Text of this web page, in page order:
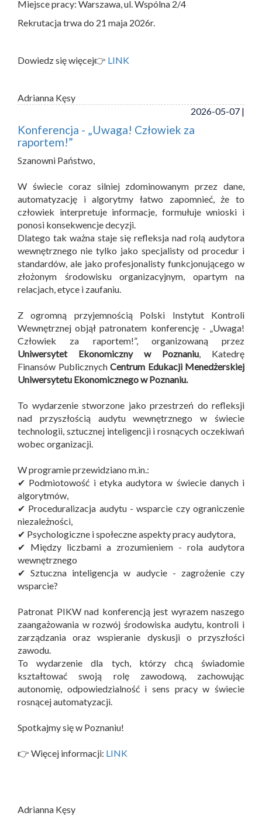
Miejsce pracy: Warszawa, ul. Wspólna 2/4
Rekrutacja trwa do 21 maja 2026r.
Dowiedz się więcej👉 LINK
Adrianna Kęsy
2026-05-07 |
Konferencja - „Uwaga! Człowiek za
raportem!”
Szanowni Państwo,
W świecie coraz silniej zdominowanym przez dane,
automatyzację i algorytmy łatwo zapomnieć, że to
człowiek interpretuje informacje, formułuje wnioski i
ponosi konsekwencje decyzji.
Dlatego tak ważna staje się refleksja nad rolą audytora
wewnętrznego nie tylko jako specjalisty od procedur i
standardów, ale jako profesjonalisty funkcjonującego w
złożonym środowisku organizacyjnym, opartym na
relacjach, etyce i zaufaniu.
Z ogromną przyjemnością Polski Instytut Kontroli
Wewnętrznej objął patronatem konferencję - „Uwaga!
Człowiek za raportem!”, organizowaną przez
Uniwersytet Ekonomiczny w Poznaniu , Katedrę
Finansów Publicznych Centrum Edukacji Menedżerskiej
Uniwersytetu Ekonomicznego w Poznaniu.
To wydarzenie stworzone jako przestrzeń do refleksji
nad przyszłością audytu wewnętrznego w świecie
technologii, sztucznej inteligencji i rosnących oczekiwań
wobec organizacji.
W programie przewidziano m.in.:
✔ Podmiotowość i etyka audytora w świecie danych i
algorytmów,
✔ Proceduralizacja audytu - wsparcie czy ograniczenie
niezależności,
✔ Psychologiczne i społeczne aspekty pracy audytora,
✔ Między liczbami a zrozumieniem - rola audytora
wewnętrznego
✔ Sztuczna inteligencja w audycie - zagrożenie czy
wsparcie?
Patronat PIKW nad konferencją jest wyrazem naszego
zaangażowania w rozwój środowiska audytu, kontroli i
zarządzania oraz wspieranie dyskusji o przyszłości
zawodu.
To wydarzenie dla tych, którzy chcą świadomie
kształtować swoją rolę zawodową, zachowując
autonomię, odpowiedzialność i sens pracy w świecie
rosnącej automatyzacji.
Spotkajmy się w Poznaniu!
👉 Więcej informacji: LINK
Adrianna Kęsy